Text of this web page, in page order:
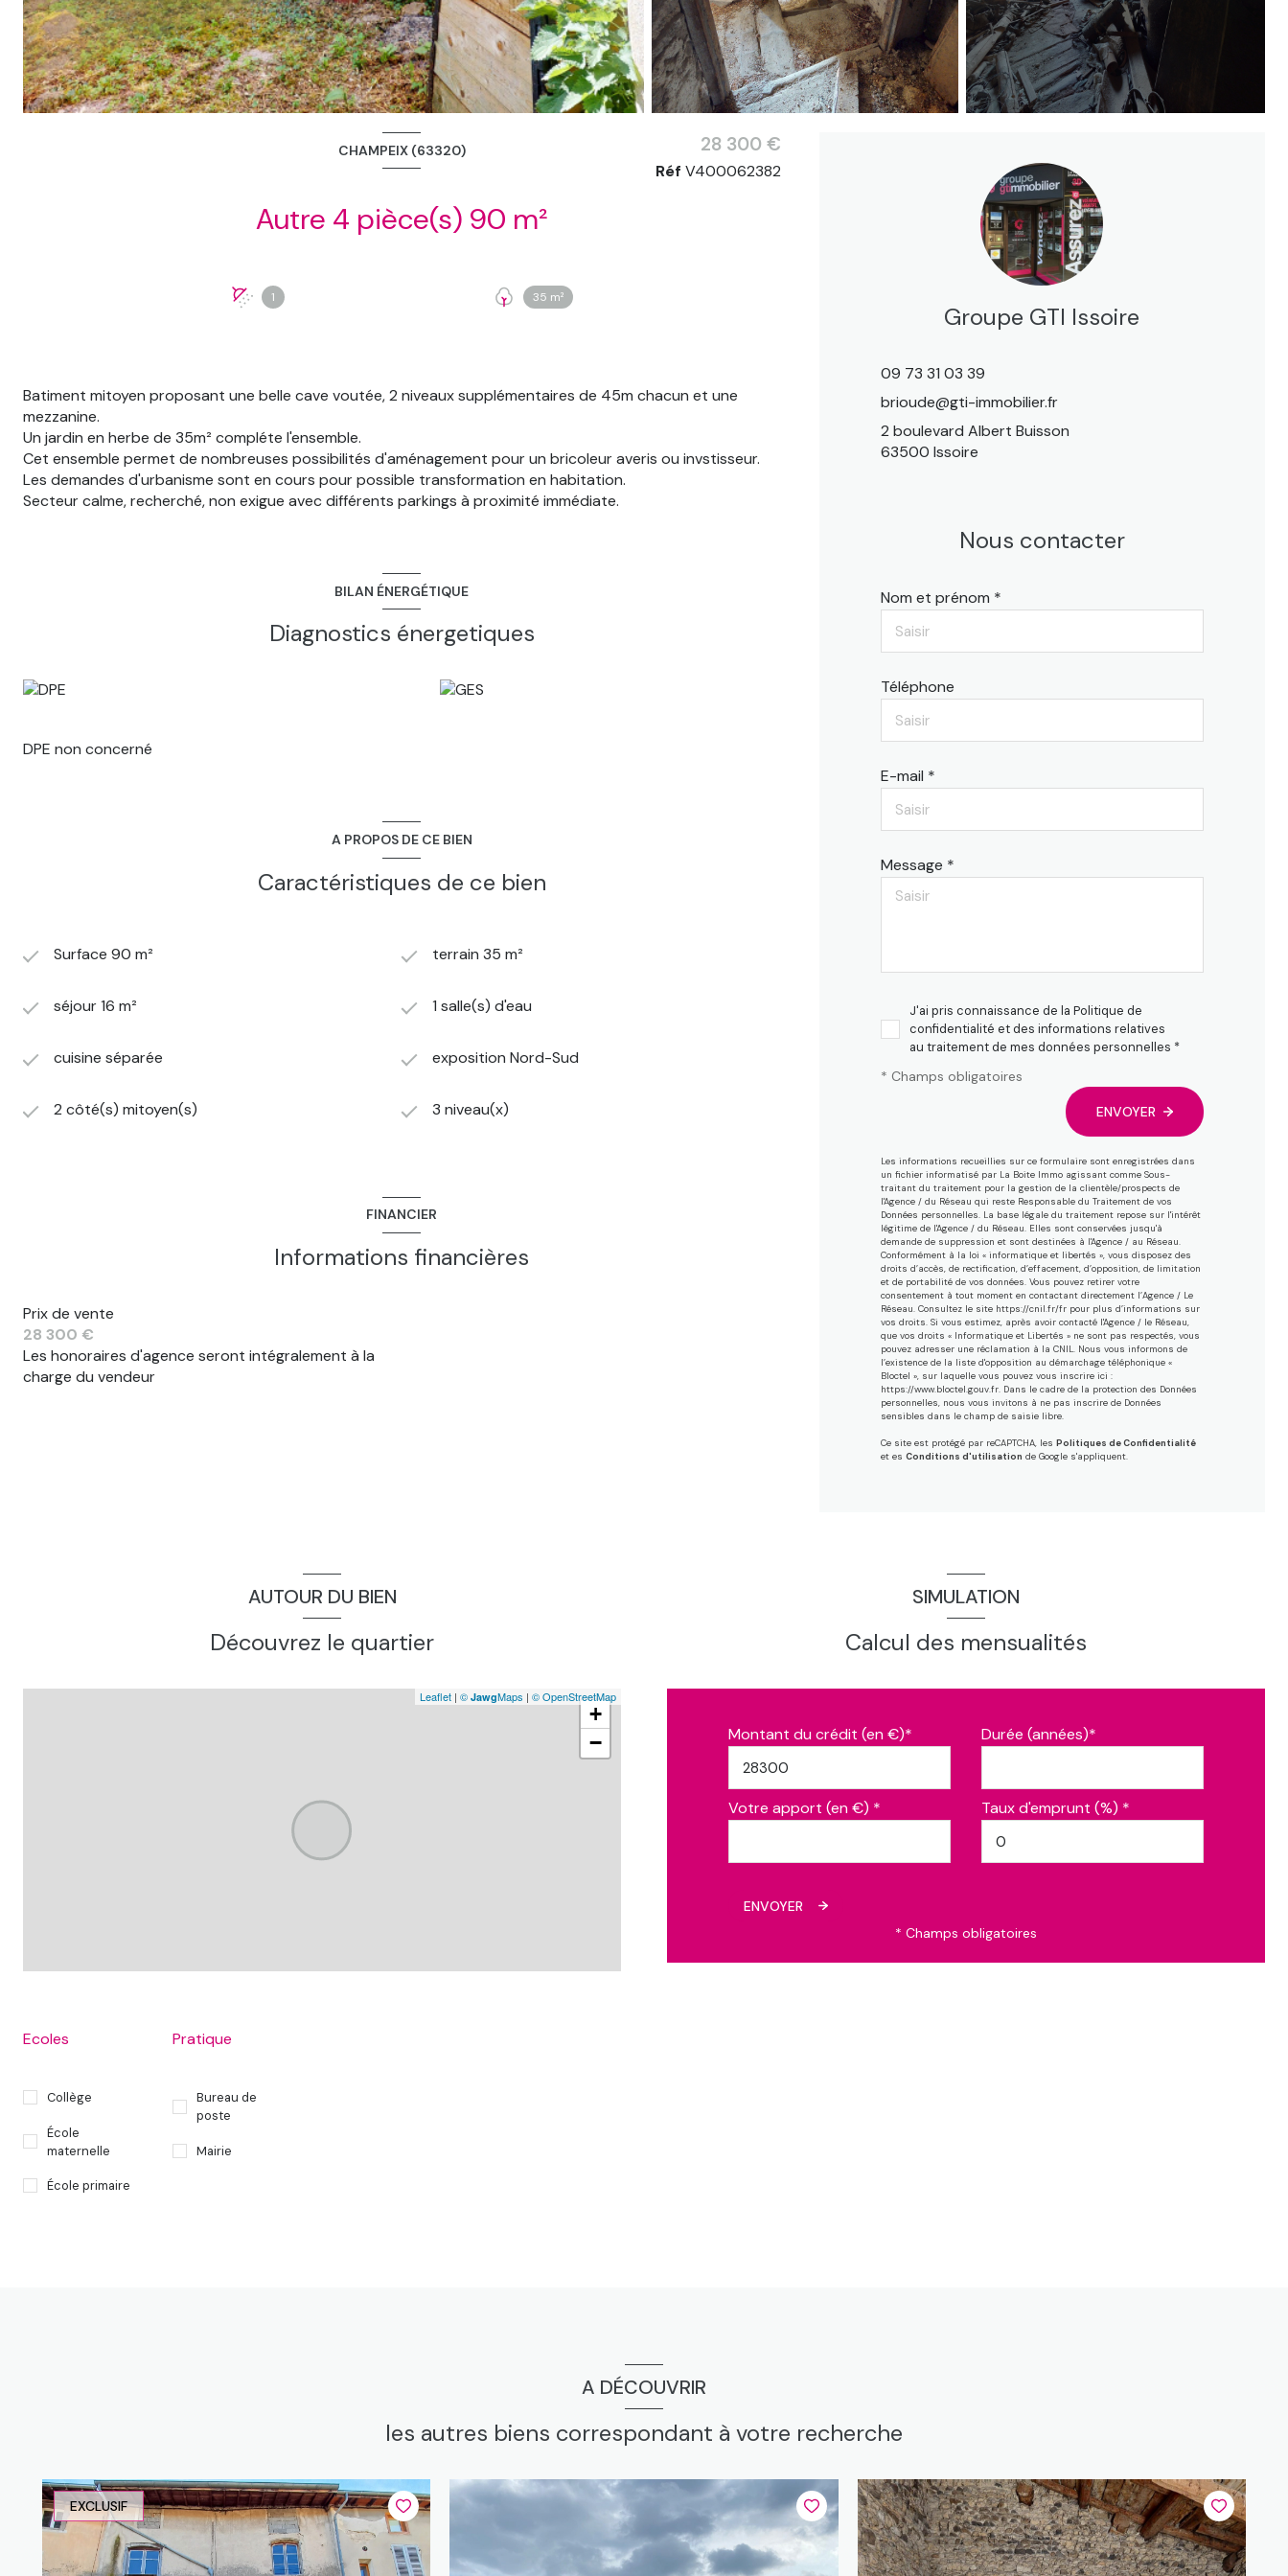
CHAMPEIX (63320)
Autre 4 pièce(s) 90 m²
1 35 m²
28 300 €
Réf V400062382
Batiment mitoyen proposant une belle cave voutée, 2 niveaux supplémentaires de 45m chacun et une
mezzanine.
Un jardin en herbe de 35m² compléte l'ensemble.
Cet ensemble permet de nombreuses possibilités d'aménagement pour un bricoleur averis ou invstisseur.
Les demandes d'urbanisme sont en cours pour possible transformation en habitation.
Secteur calme, recherché, non exigue avec différents parkings à proximité immédiate.
BILAN ÉNERGÉTIQUE
Diagnostics énergetiques
DPE non concerné
A PROPOS DE CE BIEN
Caractéristiques de ce bien
Surface 90 m² terrain 35 m²
séjour 16 m² 1 salle(s) d'eau
cuisine séparée exposition Nord-Sud
2 côté(s) mitoyen(s) 3 niveau(x)
FINANCIER
Informations financières
Prix de vente
28 300 €
Les honoraires d'agence seront intégralement à la
charge du vendeur
Groupe GTI Issoire
09 73 31 03 39
brioude@gti-immobilier.fr
2 boulevard Albert Buisson
63500 Issoire
Nous contacter
Nom et prénom *
Téléphone
E-mail *
Message *
J'ai pris connaissance de la Politique de
confidentialité et des informations relatives
au traitement de mes données personnelles *
* Champs obligatoires
ENVOYER
Les informations recueillies sur ce formulaire sont enregistrées dans
un fichier informatisé par La Boite Immo agissant comme Sous-
traitant du traitement pour la gestion de la clientèle/prospects de
l'Agence / du Réseau qui reste Responsable du Traitement de vos
Données personnelles. La base légale du traitement repose sur l'intérêt
légitime de l'Agence / du Réseau. Elles sont conservées jusqu'à
demande de suppression et sont destinées à l'Agence / au Réseau.
Conformément à la loi « informatique et libertés », vous disposez des
droits d’accès, de rectification, d’effacement, d’opposition, de limitation
et de portabilité de vos données. Vous pouvez retirer votre
consentement à tout moment en contactant directement l’Agence / Le
Réseau. Consultez le site https://cnil.fr/frpour plus d’informations sur
vos droits. Si vous estimez, après avoir contacté l'Agence / le Réseau,
que vos droits « Informatique et Libertés » ne sont pas respectés, vous
pouvez adresser une réclamation à la CNIL. Nous vous informons de
l’existence de la liste d'opposition au démarchage téléphonique «
Bloctel », sur laquelle vous pouvez vous inscrire ici :
https://www.bloctel.gouv.fr. Dans le cadre de la protection des Données
personnelles, nous vous invitons à ne pas inscrire de Données
sensibles dans le champ de saisie libre.
Ce site est protégé par reCAPTCHA, les Politiques de Confidentialité
et es Conditions d'utilisation de Google s'appliquent.
AUTOUR DU BIEN
Découvrez le quartier
+
−
Leaflet | © JawgMaps | © OpenStreetMap
Ecoles
Collège
École
maternelle
École primaire
Pratique
Bureau de
poste
Mairie
SIMULATION
Calcul des mensualités
Montant du crédit (en €)* Durée (années)*
Votre apport (en €) * Taux d'emprunt (%) *
ENVOYER
* Champs obligatoires
A DÉCOUVRIR
les autres biens correspondant à votre recherche
EXCLUSIF